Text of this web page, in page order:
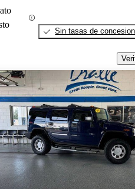
Sin tasas de
este Aviso